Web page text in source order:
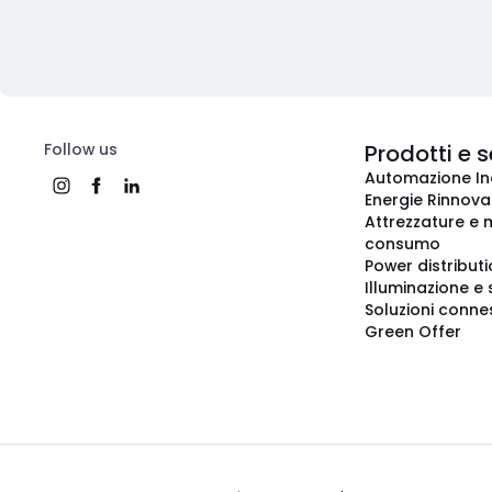
Follow us Prodotti e
Automazione
Energie
Attrezzature e
consumo
Power
Illuminazione
Soluzioni
Green Offer